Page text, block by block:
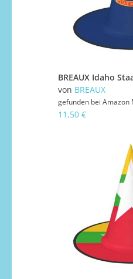
von BREAUX
gefunden bei Amazon
11,50 €